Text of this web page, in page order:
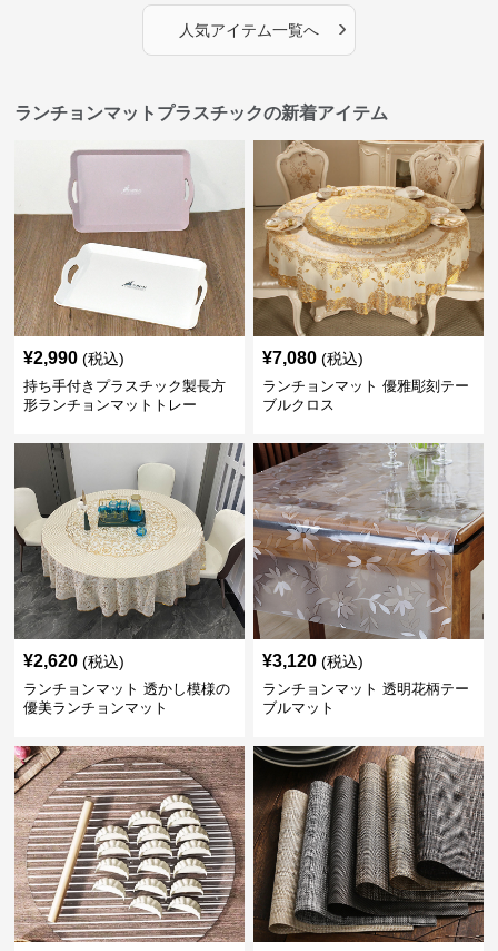
人気アイテム一覧へ ›
ランチョンマットプラスチックの新着アイテム
¥2,990 (税込)
持ち手付きプラスチック製長方
形ランチョンマットトレー
¥7,080 (税込)
ランチョンマット 優雅彫刻テー
ブルクロス
¥2,620 (税込)
ランチョンマット 透かし模様の
優美ランチョンマット
¥3,120 (税込)
ランチョンマット 透明花柄テー
ブルマット